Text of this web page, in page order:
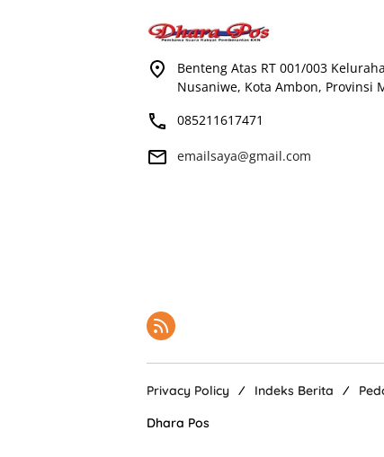
Benteng Atas RT 001/003
Nusaniwe, Kota Ambon, Provinsi
085211617471
emailsaya@gmail.com
Privacy Policy Indeks Berita
Dhara Pos